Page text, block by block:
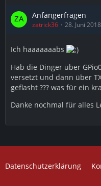
Anfängerfragen
zatrick36 28. Juni
Ich haaaaaaabs
Hab die Dinger über
versetzt und dann über
geflasht ??? was für ein
Danke nochmal für alles
Datenschutzerklärung